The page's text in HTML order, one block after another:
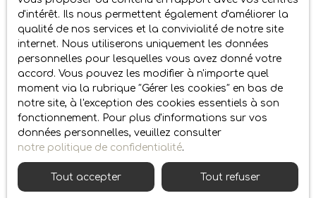
logement
Agrandir la surface habitable
du bien
Une méthode efficace pour
accroître la valeur de
votre propriétéconsiste à
augmenter sa surface
d'intérêt. Ils nous permettent également d'améliorer la
qualité de nos services et la convivialité de notre site
internet. Nous utiliserons uniquement les données
personnelles pour lesquelles vous avez donné votre
accord. Vous pouvez les modifier à n'importe quel
moment via la rubrique ″Gérer les cookies″ en bas de
notre site, à l'exception des cookies essentiels à son
fonctionnement. Pour plus d'informations sur vos
données personnelles, veuillez consulter
notre politique de confidentialité.
Tout accepter Tout refuser